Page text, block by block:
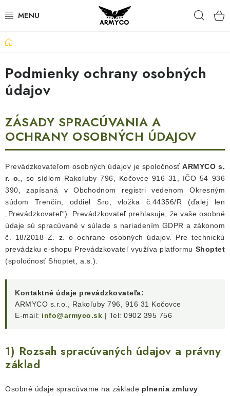
na
NOŽE A INÉ OSTRIE
OUTDOOR & CAMPING
SVIETIDLÁ
SEBAOBRANA
PARACORD NÁRAMKY
POWERBANK
Ako nakupovať Bonusový program
Domov
Podmienky ochrany osobných
údajov
ZÁSADY SPRACÚVANIA A
OCHRANY OSOBNÝCH ÚDAJOV
Prevádzkovateľom osobných údajov je spoločnosťARMYCO s.
r. o. , so sídlom Rakoľuby 796, Kočovce 916 31, IČO 54 936
390, zapísaná v Obchodnom registri vedenom Okresným
súdom Trenčín, oddiel Sro, vložka č.44356/R (ďalej len
„Prevádzkovateľ“). Prevádzkovateľ prehlasuje, že vaše osobné
údaje sú spracúvané v súlade s nariadením GDPR a zákonom
č. 18/2018 Z. z. o ochrane osobných údajov. Pre technickú
prevádzku e-shopu Prevádzkovateľ využíva platformu Shoptet
(spoločnosť Shoptet, a.s.).
Kontaktné údaje prevádzkovateľa:
ARMYCO s.r.o., Rakoľuby 796, 916 31 Kočovce
E-mail: info@armyco.sk | Tel: 0902 395 756
1) Rozsah spracúvaných údajov a právny
základ
Osobné údaje spracúvame na základe plnenia zmluvy